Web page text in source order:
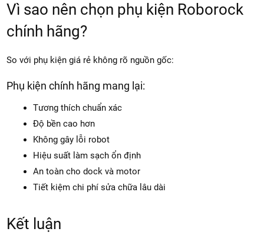
Vì sao nên chọn phụ kiện Roborock
chính hãng?
So với phụ kiện giá rẻ không rõ nguồn gốc:
Phụ kiện chính hãng mang lại:
Tương thích chuẩn xác
Độ bền cao hơn
Không gây lỗi robot
Hiệu suất làm sạch ổn định
An toàn cho dock và motor
Tiết kiệm chi phí sửa chữa lâu dài
Kết luận